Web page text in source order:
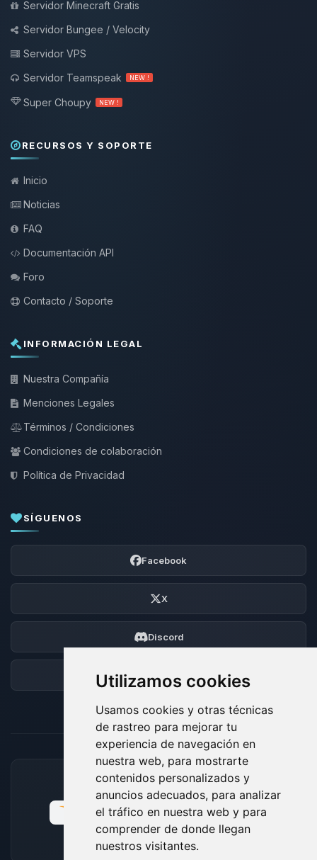
Utilizamos cookies
Usamos cookies y otras técnicas
de rastreo para mejorar tu
experiencia de navegación en
nuestra web, para mostrarte
contenidos personalizados y
anuncios adecuados, para analizar
el tráfico en nuestra web y para
comprender de donde llegan
nuestros visitantes.
Servidor Minecraft Gratis
Servidor Bungee / Velocity
Servidor VPS
Servidor Teamspeak
NEW !
Super Choupy NEW !
RECURSOS Y SOPORTE
Inicio
Noticias
FAQ
Documentación API
Foro
Contacto / Soporte
INFORMACIÓN LEGAL
Nuestra Compañía
Menciones Legales
Términos / Condiciones
Condiciones de colaboración
Política de Privacidad
SÍGUENOS
Facebook
X
Discord
Foro
MÉTODOS DE PAGO ACEPTADOS